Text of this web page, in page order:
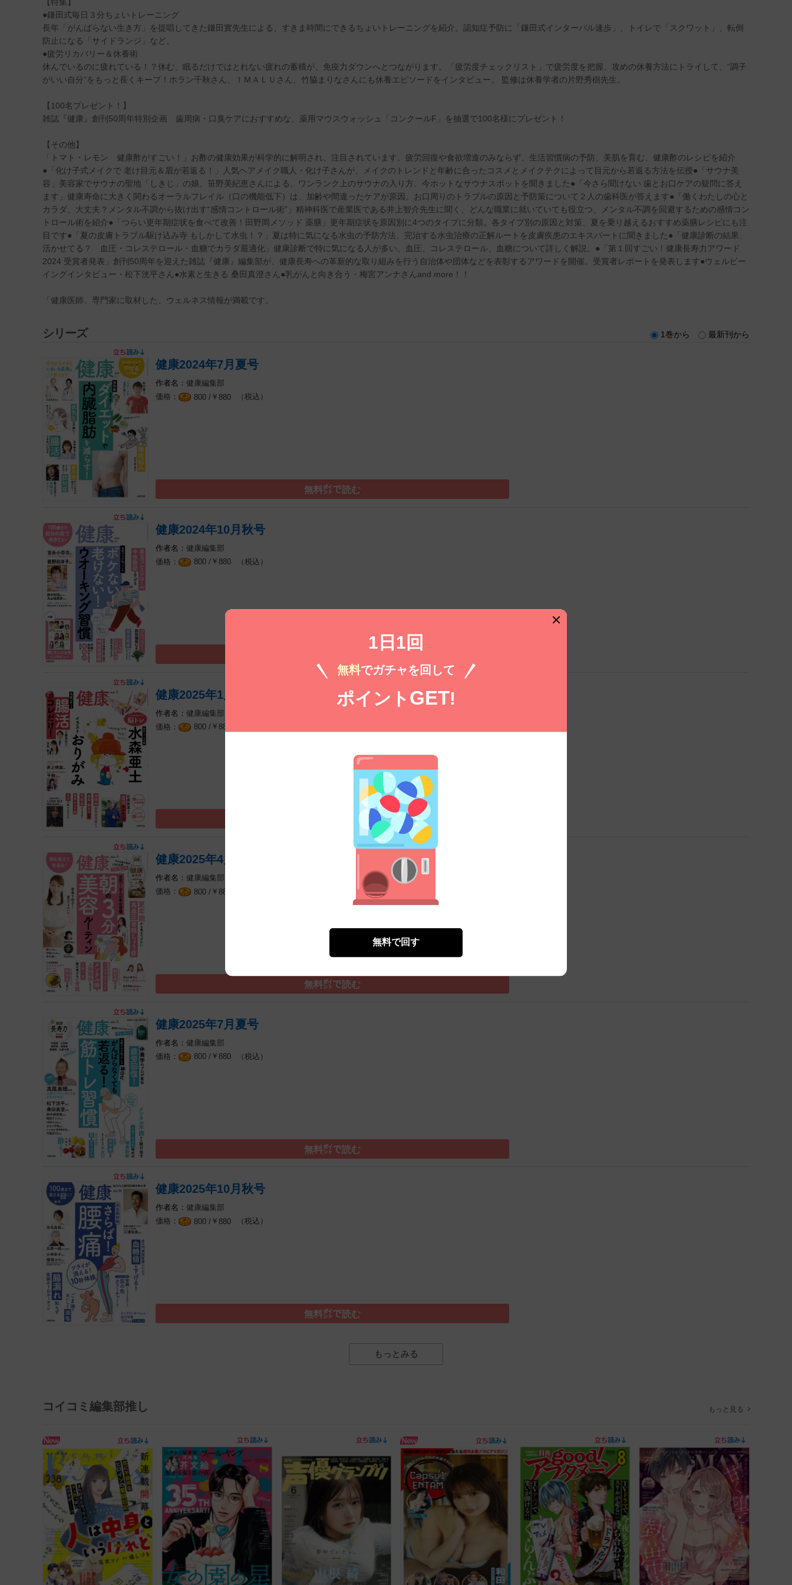
【特集】
●鎌田式毎日３分ちょいトレーニング
長年「がんばらない生き方」を提唱してきた鎌田實先生による、すきま時間にできるちょいトレーニングを紹介。認知症予防に「鎌田式インターバル速歩」、トイレで「スクワット」、転倒
防止になる「サイドランジ」など。
●疲労リカバリー＆休養術
休んでいるのに疲れている！？休む、眠るだけではとれない疲れの蓄積が、免疫力ダウンへとつながります。「疲労度チェックリスト」で疲労度を把握、攻めの休養方法にトライして、“調子
がいい自分”をもっと長くキープ！ホラン千秋さん、ＩＭＡＬＵさん、竹脇まりなさんにも休養エピソードをインタビュー。 監修は休養学者の片野秀樹先生。
【100名プレゼント！】
雑誌『健康』創刊50周年特別企画 歯周病・口臭ケアにおすすめな、薬用マウスウォッシュ「コンクールF」を抽選で100名様にプレゼント！
【その他】
「トマト・レモン 健康酢がすごい！」お酢の健康効果が科学的に解明され、注目されています。疲労回復や食欲増進のみならず、生活習慣病の予防、美肌を育む、健康酢のレシピを紹介
●「化け子式メイクで 老け目元＆眉が若返る！」人気ヘアメイク職人・化け子さんが、メイクのトレンドと年齢に合ったコスメとメイクテクによって目元から若返る方法を伝授●「サウナ美
容」美容家でサウナの聖地「しきじ」の娘、笹野美紀恵さんによる、ワンランク上のサウナの入り方、今ホットなサウナスポットを聞きました●「今さら聞けない 歯とお口ケアの疑問に答え
ます」健康寿命に大きく関わるオーラルフレイル（口の機能低下）は、加齢や間違ったケアが原因。お口周りのトラブルの原因と予防策について２人の歯科医が答えます●「働くわたしの心と
カラダ、大丈夫？メンタル不調から抜け出す“感情コントロール術”」精神科医で産業医である井上智介先生に聞く、どんな職業に就いていても役立つ、メンタル不調を回避するための感情コン
トロール術を紹介●「つらい更年期症状を食べて改善！田野岡メソッド 薬膳」更年期症状を原因別に4つのタイプに分類。各タイプ別の原因と対策、夏を乗り越えるおすすめ薬膳レシピにも注
目です●「夏の皮膚トラブル駆け込み寺 もしかして水虫！？」夏は特に気になる水虫の予防方法、完治する水虫治療の正解ルートを皮膚疾患のエキスパートに聞きました●「健康診断の結果、
活かせてる？ 血圧・コレステロール・血糖でカラダ最適化」健康診断で特に気になる人が多い、血圧、コレステロール、血糖について詳しく解説。●「第１回すごい！健康長寿力アワード
2024 受賞者発表」創刊50周年を迎えた雑誌『健康』編集部が、健康長寿への革新的な取り組みを行う自治体や団体などを表彰するアワードを開催。受賞者レポートを発表します●ウェルビー
イングインタビュー・松下洸平さん●水素と生きる 桑田真澄さん●乳がんと向き合う・梅宮アンナさんand more！！
「健康医師、専門家に取材した、ウェルネス情報が満載です。
シリーズ 1巻から 最新刊から
健康2024年7月夏号
健康編集部
800 / ￥ 880 （税込）
無料㌽で読む
健康2024年10月秋号
健康編集部
800 / ￥ 880 （税込）
健康2025年1月冬号
健康編集部
800 / ￥ 880
無料㌽で読む
健康2025年4月春号
健康編集部
800 / ￥ 880
無料㌽で読む
健康2025年7月夏号
健康編集部
800 / ￥ 880 （税込）
無料㌽で読む
健康2025年10月秋号
健康編集部
800 / ￥ 880 （税込）
無料㌽で読む
もっとみる
コイコミ編集部推し もっと見る
1日1回
無料でガチャを回して
ポイント GET!
無料で回す